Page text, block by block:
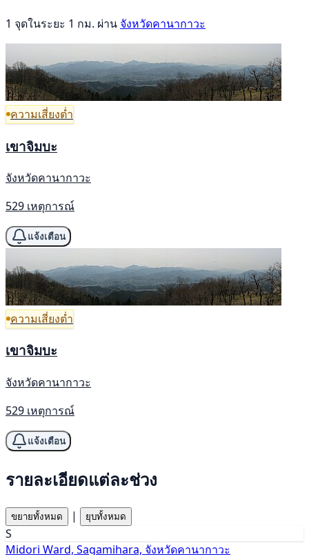
1 จุดในระยะ 1 กม. ผ่าน จังหวัดคานากาวะ
ความเสี่ยงต่ำ
เขาจิมบะ
จังหวัดคานากาวะ
529 เหตุการณ์
แจ้งเตือน
ความเสี่ยงต่ำ
เขาจิมบะ
จังหวัดคานากาวะ
529 เหตุการณ์
แจ้งเตือน
รายละเอียดแต่ละช่วง
ขยายทั้งหมด | ยุบทั้งหมด
S
Midori Ward, Sagamihara, จังหวัดคานากาวะ